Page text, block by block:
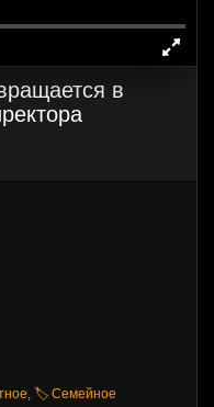
в
, 🏷️ Семейное